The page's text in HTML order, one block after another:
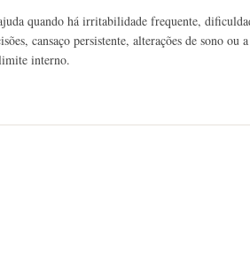
quando há irritabilidade frequente,
cansaço persistente, alterações de sono ou a
interno.